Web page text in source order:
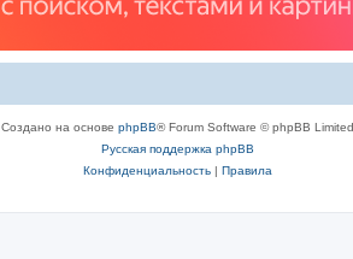
Создано на основе phpBB® Forum Software © phpBB Limited
Русская поддержка phpBB
Конфиденциальность| Правила